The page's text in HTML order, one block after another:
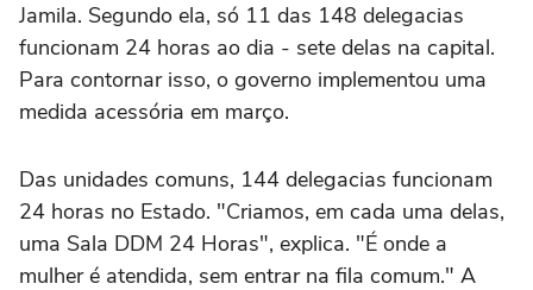
Jamila. Segundo ela, só 11 das 148 delegacias
funcionam 24 horas ao dia - sete delas na capital.
Para contornar isso, o governo implementou uma
medida acessória em março.
Das unidades comuns, 144 delegacias funcionam
24 horas no Estado. "Criamos, em cada uma delas,
uma Sala DDM 24 Horas", explica. "É onde a
mulher é atendida, sem entrar na fila comum." A